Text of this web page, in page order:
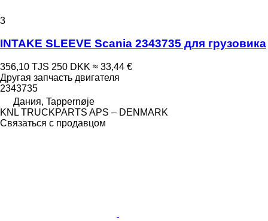
3
INTAKE SLEEVE Scania 2343735 для грузовика
356,10 TJS 250 DKK ≈ 33,44 €
Другая запчасть двигателя
2343735
Дания, Tappernøje
KNL TRUCKPARTS APS – DENMARK
Связаться с продавцом